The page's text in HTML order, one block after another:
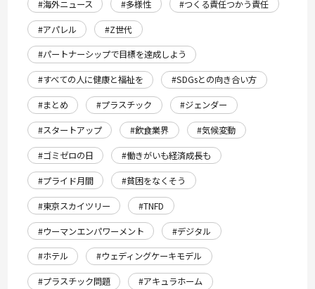
#海外ニュース
#多様性
#つくる責任つかう責任
#アパレル
#Z世代
#パートナーシップで目標を達成しよう
#すべての人に健康と福祉を
#SDGsとの向き合い方
#まとめ
#プラスチック
#ジェンダー
#スタートアップ
#飲食業界
#気候変動
#ゴミゼロの日
#働きがいも経済成長も
#プライド月間
#貧困をなくそう
#東京スカイツリー
#TNFD
#ウーマンエンパワーメント
#デジタル
#ホテル
#ウェディングケーキモデル
#プラスチック問題
#アキュラホーム